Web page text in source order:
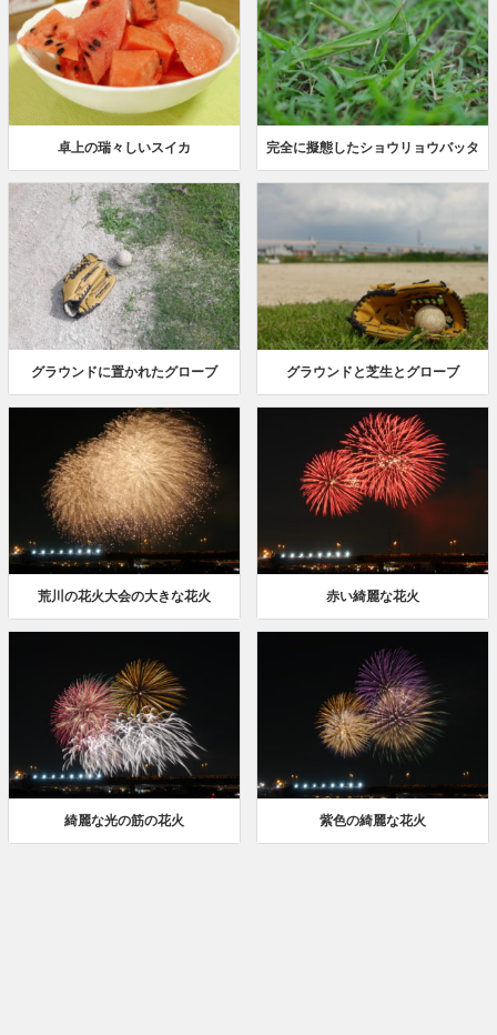
卓上の瑞々しいスイカ 完全に擬態したショウリョウバッタ
グラウンドに置かれたグローブ グラウンドと芝生とグローブ
荒川の花火大会の大きな花火 赤い綺麗な花火
綺麗な光の筋の花火 紫色の綺麗な花火